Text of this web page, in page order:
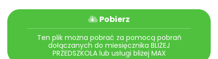
Pobierz
Ten plik można pobrać za pomocą pobrań
dołączanych do miesięcznika BLIŻEJ
PRZEDSZKOLA lub usługi bliżej MAX